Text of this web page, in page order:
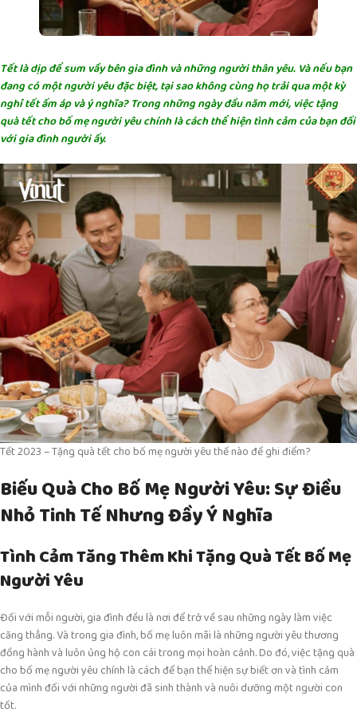
Tết là dịp để sum vầy bên gia đình và những người thân yêu. Và nếu bạn
đang có một người yêu đặc biệt, tại sao không cùng họ trải qua một kỳ
nghỉ tết ấm áp và ý nghĩa? Trong những ngày đầu năm mới, việc tặng
quà tết cho bố mẹ người yêu chính là cách thể hiện tình cảm của bạn đối
với gia đình người ấy.
Tết 2023 – Tặng quà tết cho bố mẹ người yêu thế nào để ghi điểm?
Biếu Quà Cho Bố Mẹ Người Yêu: Sự Điều
Nhỏ Tinh Tế Nhưng Đầy Ý Nghĩa
Tình Cảm Tăng Thêm Khi Tặng Quà Tết Bố Mẹ
Người Yêu
Đối với mỗi người, gia đình đều là nơi để trở về sau những ngày làm việc
căng thẳng. Và trong gia đình, bố mẹ luôn mãi là những người yêu thương
đồng hành và luôn ủng hộ con cái trong mọi hoàn cảnh. Do đó, việc tặng quà
cho bố mẹ người yêu chính là cách để bạn thể hiện sự biết ơn và tình cảm
của mình đối với những người đã sinh thành và nuôi dưỡng một người con
tốt.